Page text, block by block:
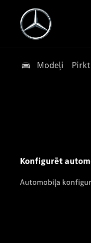
Modeļi Pirkt
Konfigurēt
Automobiļa